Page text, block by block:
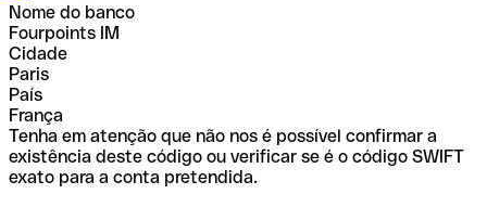
Nome do banco
Fourpoints IM
Cidade
Paris
País
França
Tenha em atenção que não nos é possível confirmar a
existência deste código ou verificar se é o código SWIFT
exato para a conta pretendida.